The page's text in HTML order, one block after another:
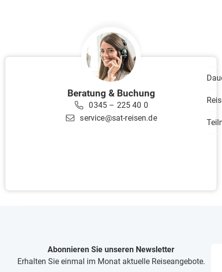
Beratung & Buchung
0345 – 225 40 0
service@sat-reisen.de
Abonnieren Sie unseren Newsletter
Erhalten Sie einmal im Monat aktuelle Reiseangebote.